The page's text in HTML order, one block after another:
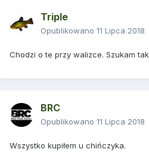
Triple
Opublikowano 11 Lipca 2018
Chodzi o te przy walizce. Szukam
BRC
Opublikowano 11 Lipca 2018
Wszystko kupiłem u chińczyka.